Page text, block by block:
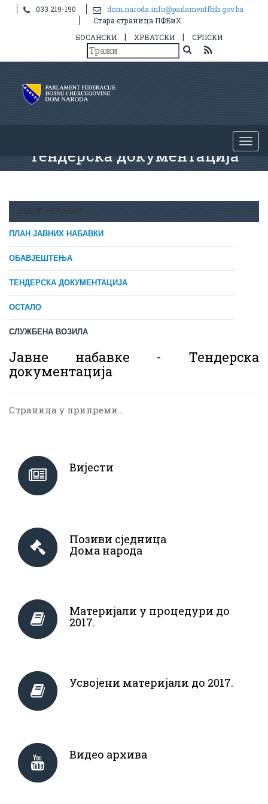
033 219-190
dom.naroda.info@parlamentfbih.gov.ba
Стара страница ПФБиХ
БОСАНСКИ
| ХРВАТСКИ | СРПСКИ
Тендерска документација
ЈАВНЕ НАБАВКЕ
ПЛАН ЈАВНИХ НАБАВКИ
ОБАВЈЕШТЕЊА
ТЕНДЕРСКА ДОКУМЕНТАЦИЈА
ОСТАЛО
СЛУЖБЕНА ВОЗИЛА
Јавне набавке - Тендерска
документација
Страница у припреми...
Вијести
Позиви сједница
Дома народа
Материјали у процедури до
2017.
Усвојени материјали до 2017.
Видео архива